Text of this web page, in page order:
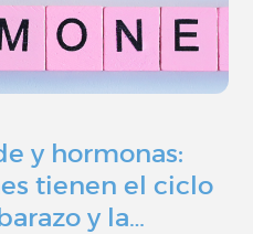
y hormonas:
tienen el ciclo
y la…